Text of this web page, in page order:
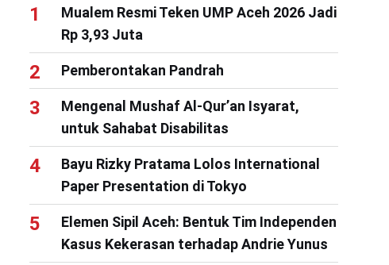
Mualem Resmi Teken UMP Aceh 2026 Jadi
Rp 3,93 Juta
Pemberontakan Pandrah
Mengenal Mushaf Al-Qur’an Isyarat,
untuk Sahabat Disabilitas
Bayu Rizky Pratama Lolos International
Paper Presentation di Tokyo
Elemen Sipil Aceh: Bentuk Tim Independen
Kasus Kekerasan terhadap Andrie Yunus